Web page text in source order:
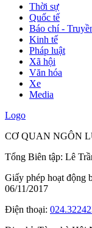
Thời sự
Quốc tế
Báo chí -
Kinh tế
Pháp luật
Xã hội
Văn hóa
Xe
Media
Logo
CƠ QUAN NGÔN
Tổng Biên tập: Lê
Giấy phép hoạt động
06/11/2017
Điện thoại: